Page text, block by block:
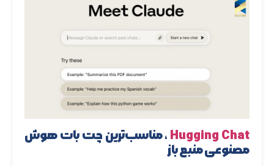
Hugging Chat ، مناسب‌ترین چت بات هوش
مصنوعی منبع باز